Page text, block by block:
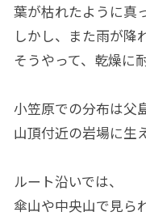
葉が枯れたように真
しかし、また雨が降
そうやって、乾燥に
小笠原での分布は父
山頂付近の岩場に生
ルート沿いでは、
傘山や中央山で見ら